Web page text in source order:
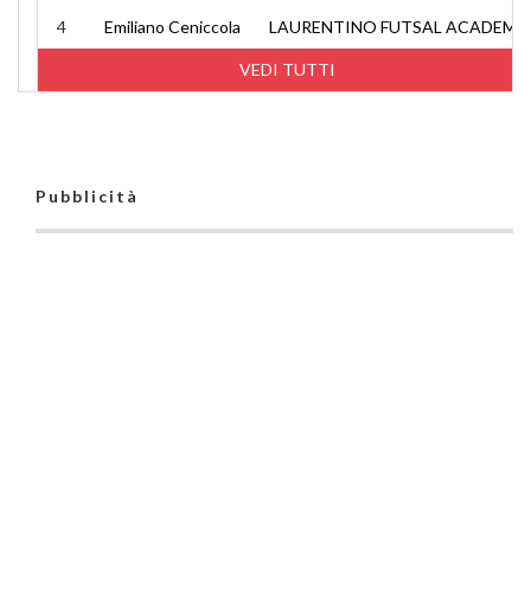
VEDI TUTTI
4 Emiliano Ceniccola LAURENTINO FUTSAL ACADEMY
Pubblicità